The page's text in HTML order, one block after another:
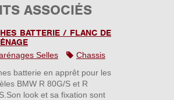
ASSOCIÉS
BATTERIE / FLANC DE
Selles
Chassis
batterie en apprêt pour les
BMW R 80G/S et R
look et sa fixation sont